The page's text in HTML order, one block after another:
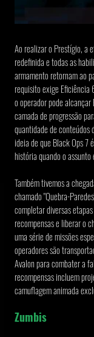
Ao realizar o Prestígio, a
redefinida e todas as
armamento retornam ao
requisito exige
o operador pode
camada de progressão
quantidade de conteúdos
ideia de que Black Ops 7
história quando o
Também tivemos a
chamado "Quebra-
completar diversas
recompensas e liberar o
uma série de missões
operadores são
Avalon para combater a
recompensas incluem
camuflagem animada
Zumbis